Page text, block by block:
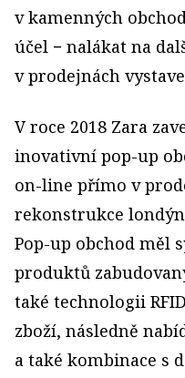
v kamenných
účel − nalákat na
v prodejnách
V roce 2018 Zara
inovativní pop-up
on-line přímo v
rekonstrukce
Pop-up obchod měl
produktů
také technologii
zboží, následně
a také kombinace s